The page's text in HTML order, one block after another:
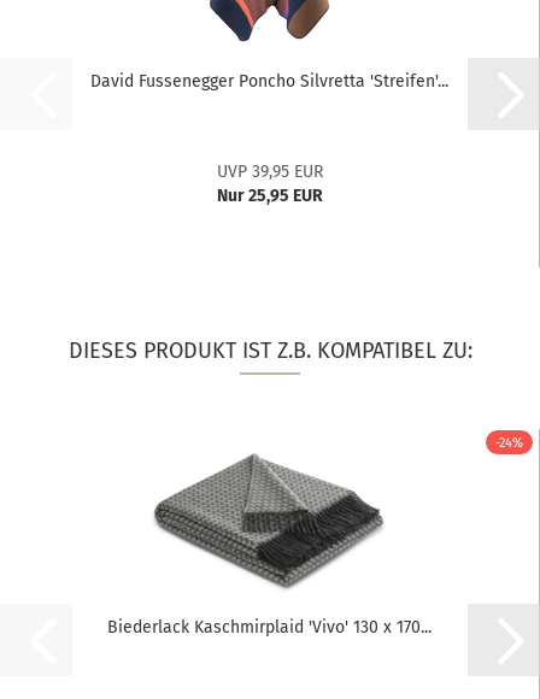
David Fussenegger Poncho Silvretta 'Streifen'...
UVP 39,95 EUR
Nur 25,95 EUR
DIESES PRODUKT IST Z.B. KOMPATIBEL ZU:
-24%
Biederlack Kaschmirplaid 'Vivo' 130 x 170...